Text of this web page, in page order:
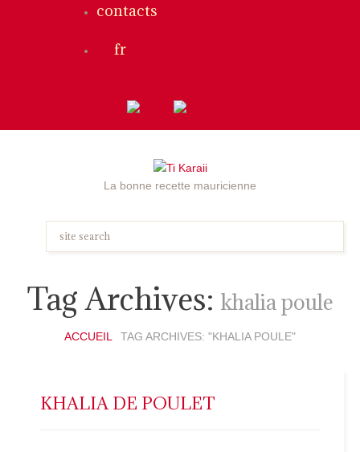
contacts
fr
La bonne recette mauricienne
Tag Archives: khalia poule
ACCUEIL TAG ARCHIVES: "KHALIA POULE"
KHALIA DE POULET